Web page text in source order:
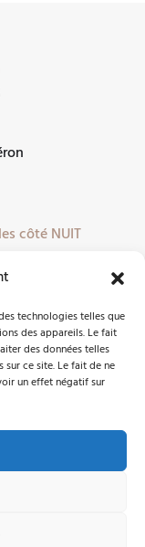
technologies telles que
des appareils. Le fait
des données telles
ce site. Le fait de ne
un effet négatif sur
côté NUIT